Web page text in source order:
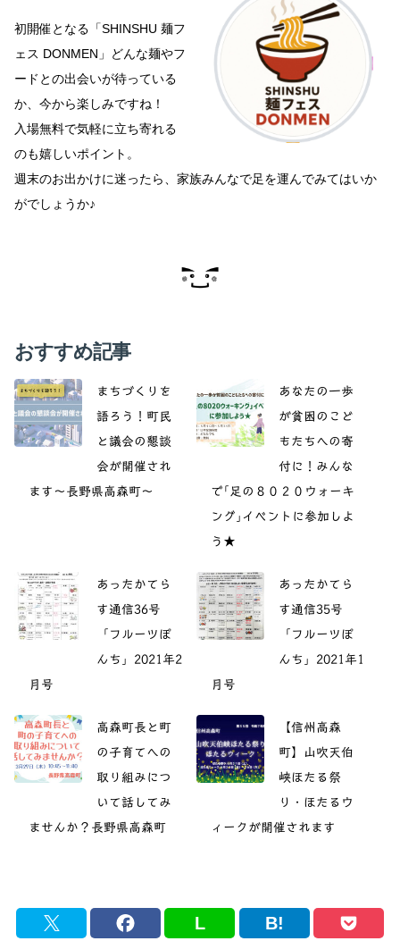
初開催となる「SHINSHU 麺フ
ェス DONMEN」どんな麺やフ
ードとの出会いが待っている
か、今から楽しみですね！
入場無料で気軽に立ち寄れる
のも嬉しいポイント。
週末のお出かけに迷ったら、家族みんなで足を運んでみてはいか
がでしょうか♪
おすすめ記事
まちづくりを
語ろう！町民
と議会の懇談
会が開催され
ます～長野県高森町～
あなたの一歩
が貧困のこど
もたちへの寄
付に！みんな
で｢足の８０２０ウォーキ
ング｣イベントに参加しよ
う★
あったかてら
す通信36号
「フルーツぽ
んち」2021年2
月号
あったかてら
す通信35号
「フルーツぽ
んち」2021年1
月号
高森町長と町
の子育てへの
取り組みにつ
いて話してみ
ませんか？長野県高森町
【信州高森
町】山吹天伯
峡ほたる祭
り・ほたるウ
ィークが開催されます
L B!